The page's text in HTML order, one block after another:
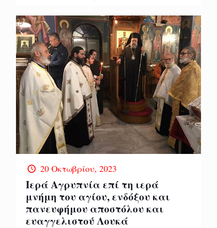
20 Οκτωβρίου, 2023
Ιερά Αγρυπνία επί τη ιερά
μνήμη του αγίου, ενδόξου και
πανευφήμου αποστόλου και
ευαγγελιστού Λουκά